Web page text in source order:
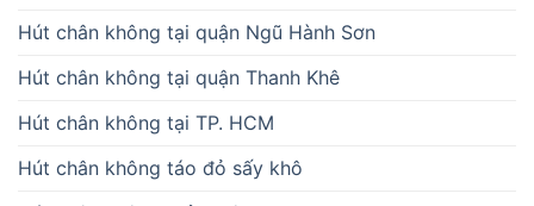
Hút chân không tại quận Ngũ Hành Sơn
Hút chân không tại quận Thanh Khê
Hút chân không tại TP. HCM
Hút chân không táo đỏ sấy khô